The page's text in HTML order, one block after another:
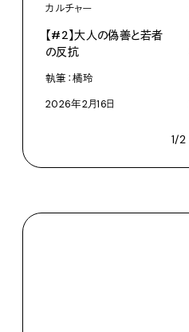
カルチャー
【#2】大人の偽善と若者
の反抗
執筆：橘玲
2026年2月16日
1/2